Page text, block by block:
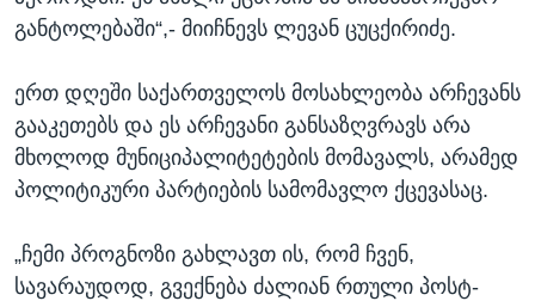
განტოლებაში“,- მიიჩნევს ლევან ცუცქირიძე.
ერთ დღეში საქართველოს მოსახლეობა არჩევანს
გააკეთებს და ეს არჩევანი განსაზღვრავს არა
მხოლოდ მუნიციპალიტეტების მომავალს, არამედ
პოლიტიკური პარტიების სამომავლო ქცევასაც.
„ჩემი პროგნოზი გახლავთ ის, რომ ჩვენ,
სავარაუდოდ, გვექნება ძალიან რთული პოსტ-